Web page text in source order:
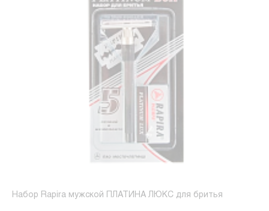
Набор Rapira мужской ПЛАТИНА ЛЮКС для бритья